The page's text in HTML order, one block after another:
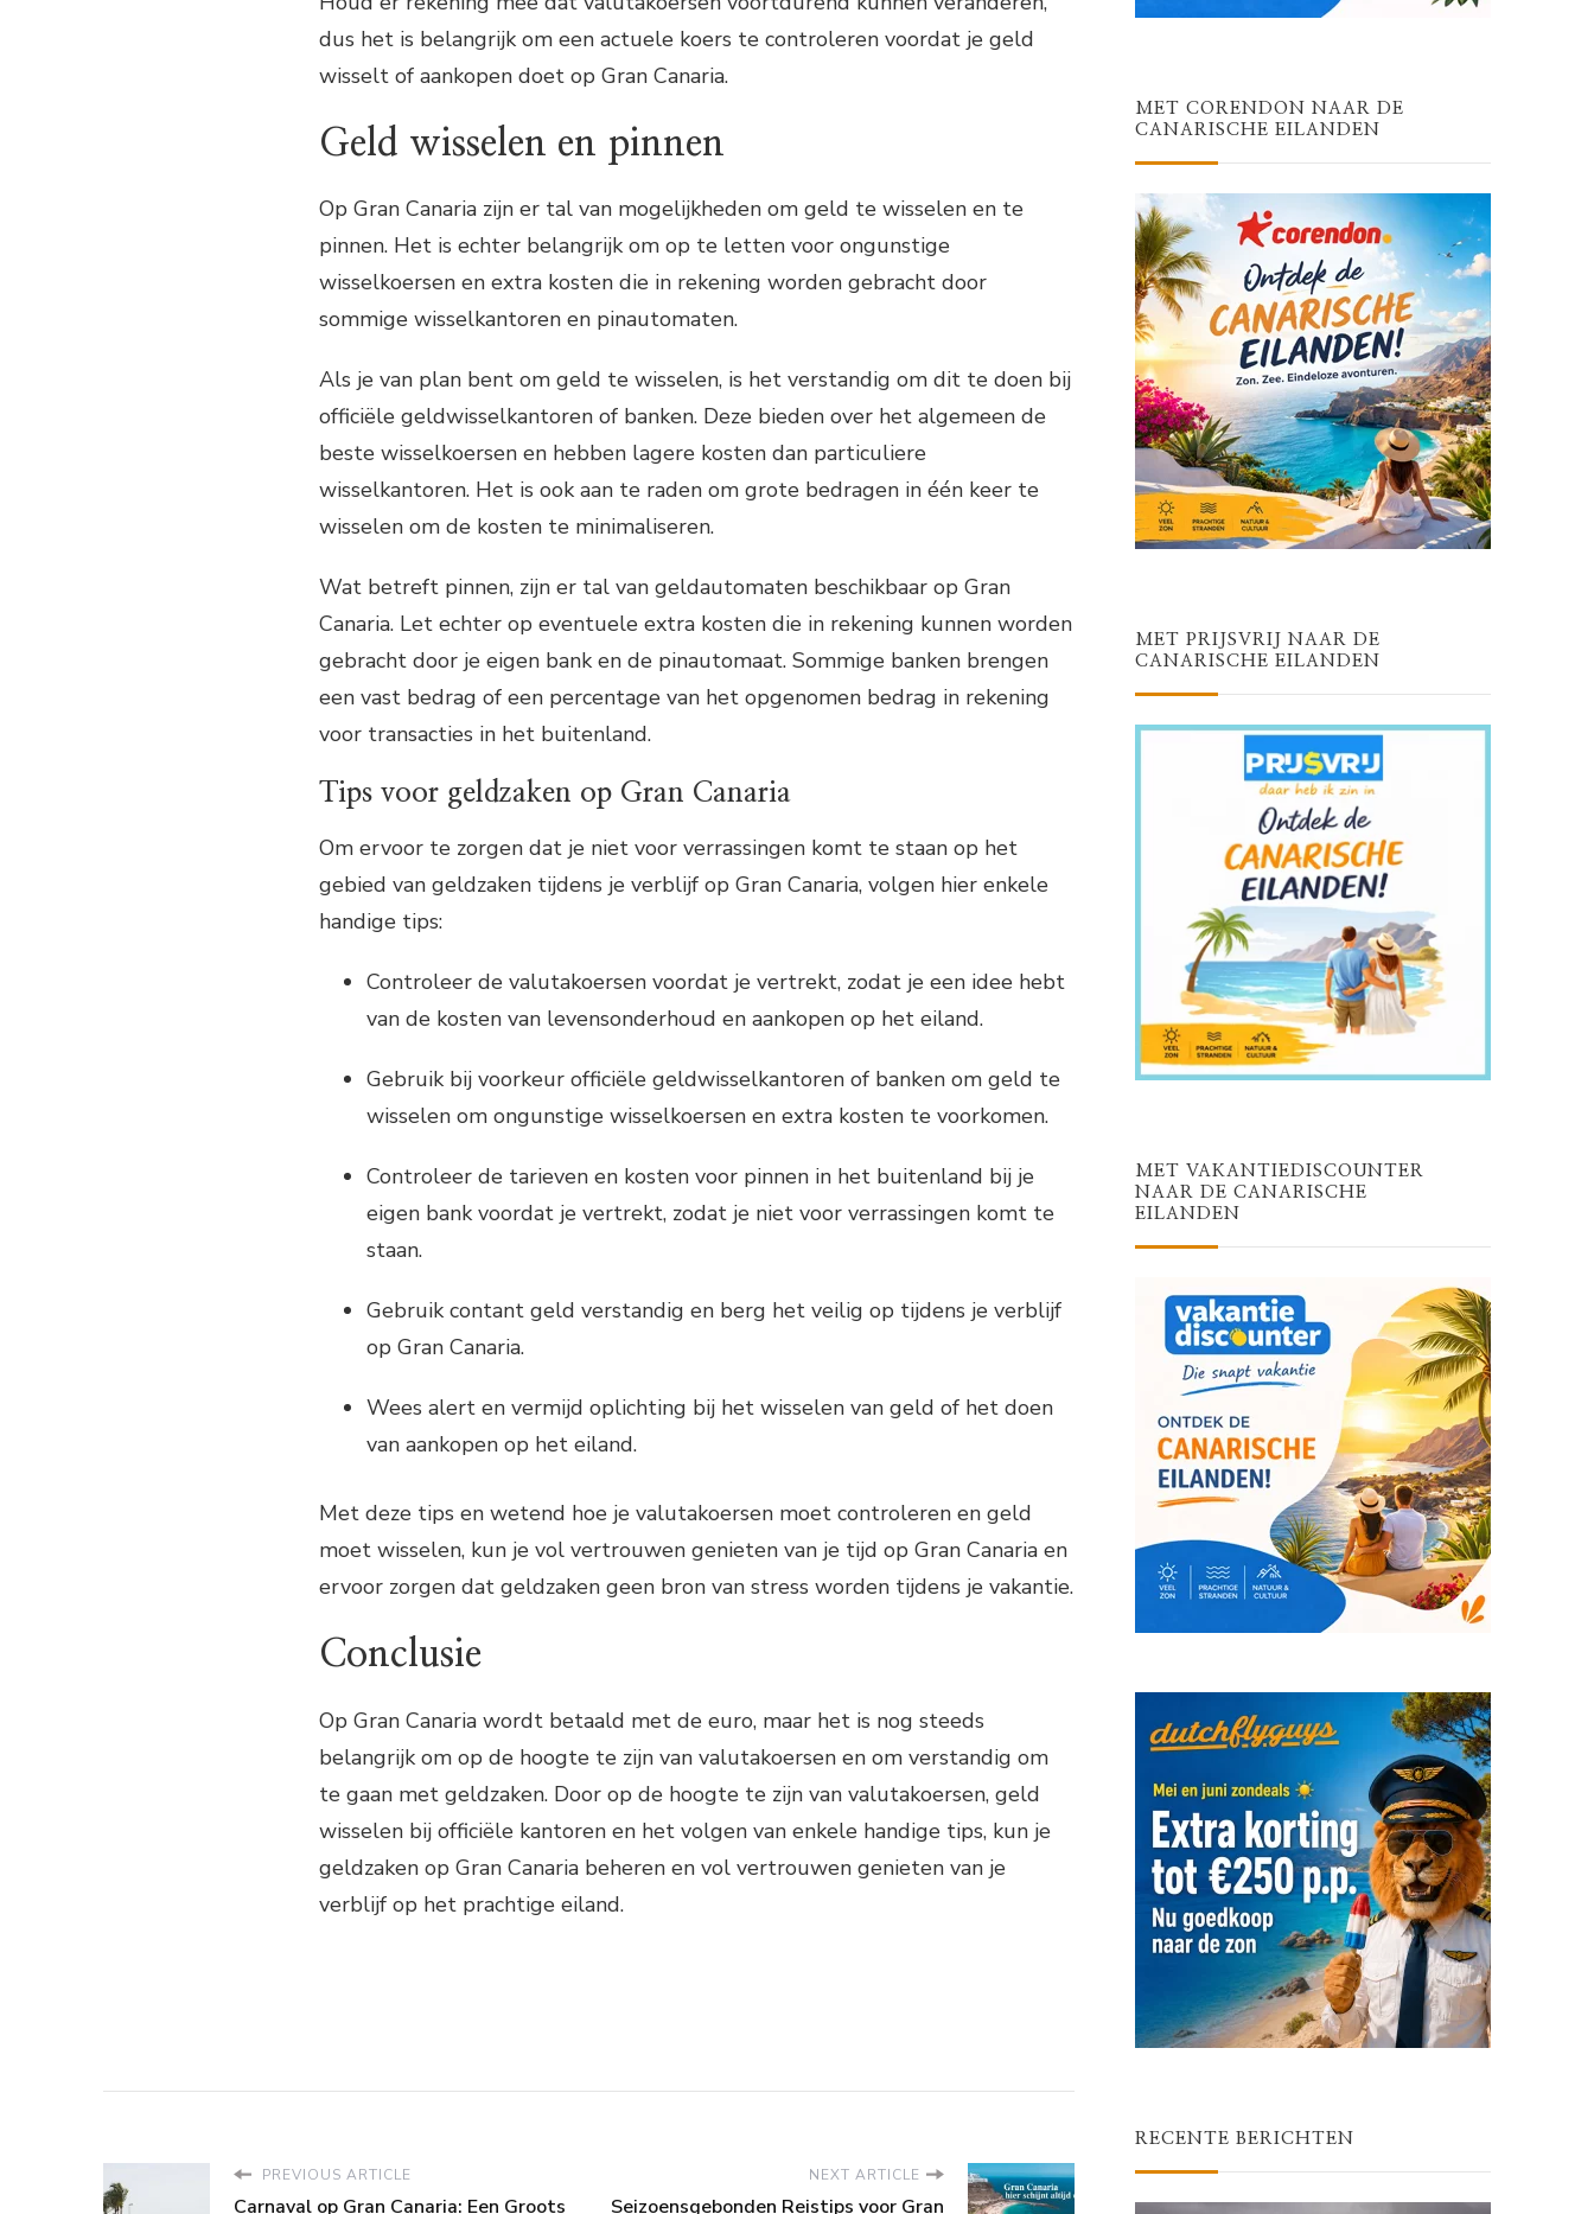
dus het is belangrijk om een actuele koers te controleren voordat je geld
wisselt of aankopen doet op Gran Canaria.
Geld wisselen en pinnen
Op Gran Canaria zijn er tal van mogelijkheden om geld te wisselen en te
pinnen. Het is echter belangrijk om op te letten voor ongunstige
wisselkoersen en extra kosten die in rekening worden gebracht door
sommige wisselkantoren en pinautomaten.
Als je van plan bent om geld te wisselen, is het verstandig om dit te doen bij
officiële geldwisselkantoren of banken. Deze bieden over het algemeen de
beste wisselkoersen en hebben lagere kosten dan particuliere
wisselkantoren. Het is ook aan te raden om grote bedragen in één keer te
wisselen om de kosten te minimaliseren.
Wat betreft pinnen, zijn er tal van geldautomaten beschikbaar op Gran
Canaria. Let echter op eventuele extra kosten die in rekening kunnen worden
gebracht door je eigen bank en de pinautomaat. Sommige banken brengen
een vast bedrag of een percentage van het opgenomen bedrag in rekening
voor transacties in het buitenland.
Tips voor geldzaken op Gran Canaria
Om ervoor te zorgen dat je niet voor verrassingen komt te staan op het
gebied van geldzaken tijdens je verblijf op Gran Canaria, volgen hier enkele
handige tips:
Controleer de valutakoersen voordat je vertrekt, zodat je een idee hebt
van de kosten van levensonderhoud en aankopen op het eiland.
Gebruik bij voorkeur officiële geldwisselkantoren of banken om geld te
wisselen om ongunstige wisselkoersen en extra kosten te voorkomen.
Controleer de tarieven en kosten voor pinnen in het buitenland bij je
eigen bank voordat je vertrekt, zodat je niet voor verrassingen komt te
staan.
Gebruik contant geld verstandig en berg het veilig op tijdens je verblijf
op Gran Canaria.
Wees alert en vermijd oplichting bij het wisselen van geld of het doen
van aankopen op het eiland.
Met deze tips en wetend hoe je valutakoersen moet controleren en geld
moet wisselen, kun je vol vertrouwen genieten van je tijd op Gran Canaria en
ervoor zorgen dat geldzaken geen bron van stress worden tijdens je vakantie.
Conclusie
Op Gran Canaria wordt betaald met de euro, maar het is nog steeds
belangrijk om op de hoogte te zijn van valutakoersen en om verstandig om
te gaan met geldzaken. Door op de hoogte te zijn van valutakoersen, geld
wisselen bij officiële kantoren en het volgen van enkele handige tips, kun je
geldzaken op Gran Canaria beheren en vol vertrouwen genieten van je
verblijf op het prachtige eiland.
PREVIOUS ARTICLE
Carnaval op Gran Canaria: Een Groots
NEXT ARTICLE
Seizoensgebonden Reistips voor Gran
MET CORENDON NAAR DE
CANARISCHE EILANDEN
MET PRIJSVRIJ NAAR DE
CANARISCHE EILANDEN
MET VAKANTIEDISCOUNTER
NAAR DE CANARISCHE
EILANDEN
RECENTE BERICHTEN